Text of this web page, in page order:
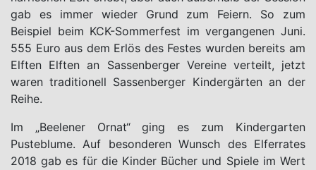
gab es immer wieder Grund zum Feiern. So zum
Beispiel beim KCK-Sommerfest im vergangenen Juni.
555 Euro aus dem Erlös des Festes wurden bereits am
Elften Elften an Sassenberger Vereine verteilt, jetzt
waren traditionell Sassenberger Kindergärten an der
Reihe.
Im „Beelener Ornat“ ging es zum Kindergarten
Pusteblume. Auf besonderen Wunsch des Elferrates
2018 gab es für die Kinder Bücher und Spiele im Wert